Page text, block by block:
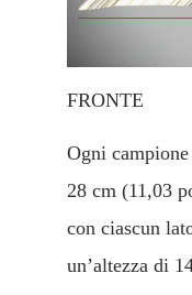
FRONTE
Ogni
28 cm (11,03
con ciascun
un’altezza di